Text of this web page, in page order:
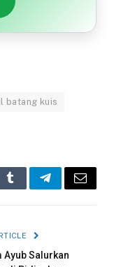
batang kuis
TumblrTelegramEmail
Ayub Salurkan